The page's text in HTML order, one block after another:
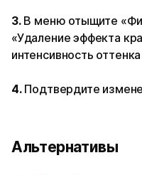
3.В меню отыщите
«Удаление эффекта
интенсивность
4.Подтвердите
Альтернативы